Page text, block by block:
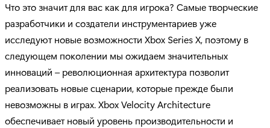
Что это значит для вас как для игрока? Самые творческие
разработчики и создатели инструментариев уже
исследуют новые возможности Xbox Series X, поэтому в
следующем поколении мы ожидаем значительных
инноваций – революционная архитектура позволит
реализовать новые сценарии, которые прежде были
невозможны в играх. Xbox Velocity Architecture
обеспечивает новый уровень производительности и